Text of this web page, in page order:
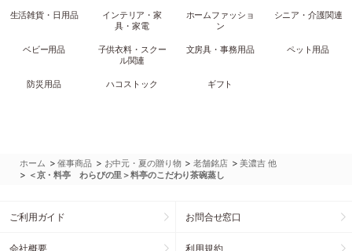
生活雑貨・日用品
インテリア・家
具・家電
ホームファッショ
ン
シニア・介護関連
ベビー用品
子供衣料・スクー
ル関連
文房具・事務用品 ペット用品
防災用品 ハコストック ギフト
ホーム >催事商品 > お中元・夏の贈り物 >老舗銘店 >美濃吉 他
> ＜京・料亭 わらびの里＞料亭のこだわり茶碗蒸し
ご利用ガイド お問合せ窓口
会社概要 利用規約